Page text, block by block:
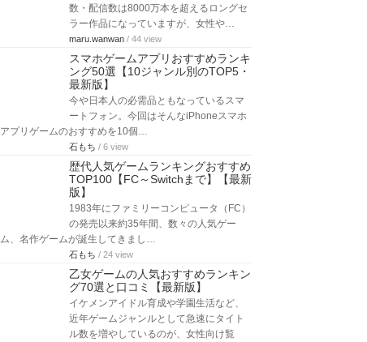
数・配信数は8000万本を超えるロングセ
ラー作品になっていますが、女性や…
maru.wanwan / 44 view
スマホゲームアプリおすすめランキ
ング50選【10ジャンル別のTOP5・
最新版】
今や日本人の必需品ともなっているスマ
ートフォン。今回はそんなiPhoneスマホ
アプリゲームのおすすめを10個…
石もち / 6 view
歴代人気ゲームランキングおすすめ
TOP100【FC～Switchまで】【最新
版】
1983年にファミリーコンピュータ（FC）
の発売以来約35年間、数々の人気ゲー
ム、名作ゲームが誕生してきまし…
石もち / 24 view
乙女ゲームの人気おすすめランキン
グ70選と口コミ【最新版】
イケメンアイドル育成や学園生活など、
近年ゲームジャンルとして急速にタイト
ル数を増やしているのが、女性向け覧